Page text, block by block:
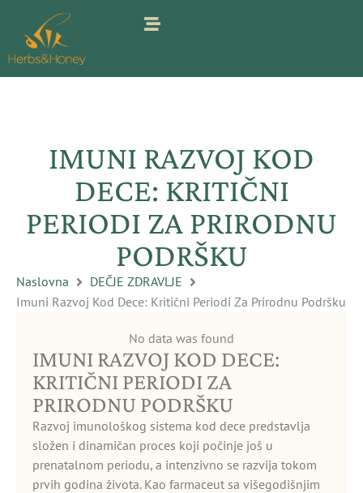
sadržaj
IMUNI RAZVOJ KOD
DECE: KRITIČNI
PERIODI ZA PRIRODNU
PODRŠKU
Naslovna
DEČJE ZDRAVLJE
Imuni Razvoj Kod Dece: Kritični Periodi Za Prirodnu Podršku
No data was found
IMUNI RAZVOJ KOD DECE:
KRITIČNI PERIODI ZA
PRIRODNU PODRŠKU
Razvoj imunološkog sistema kod dece predstavlja
složen i dinamičan proces koji počinje još u
prenatalnom periodu, a intenzivno se razvija tokom
prvih godina života. Kao farmaceut sa višegodišnjim